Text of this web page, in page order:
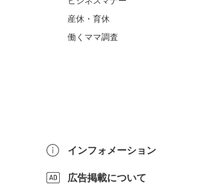
産休・育休
働くママ調査
インフォメーション
広告掲載について